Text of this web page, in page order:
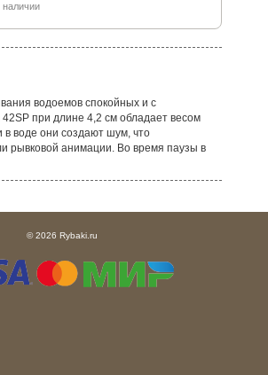
водоемов спокойных и с
при длине 4,2 см обладает весом
в воде они создают шум, что
рывковой анимации. Во время паузы в
© 2026 Rybaki.ru